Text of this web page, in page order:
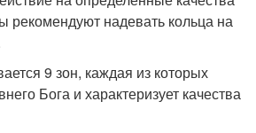
рекомендуют надевать кольца на
9 зон, каждая из которых
Бога и характеризует качества